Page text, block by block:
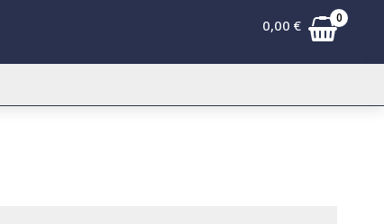
0,00 € 0